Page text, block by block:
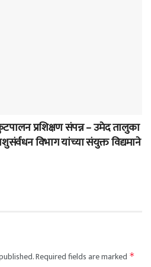
प्रशिक्षण संपन्न – उमेद तालुका
विभाग यांच्या संयुक्त विद्यमाने
Required fields are marked *